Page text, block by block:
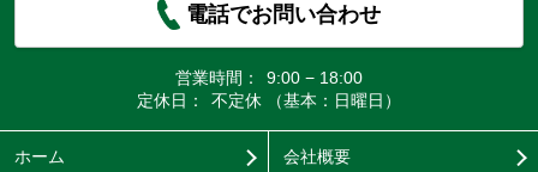
電話でお問い合わせ
営業時間：
9:00 − 18:00
定休日：
不定休 （基本：日曜日）
ホーム 会社概要